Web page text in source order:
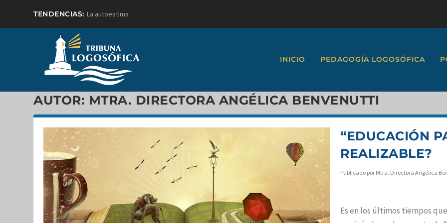
TENDENCIAS: La autoestima
INICIO PEDAGOGÍA LOGOSÓFICA
AUTOR: MTRA. DIRECTORA ANGÉLICA BENVENUTTI
“EDUCACIÓN
REALIZABLE?
Publicado por Mtra. Directora Angélica
Es en los últimos tiempos